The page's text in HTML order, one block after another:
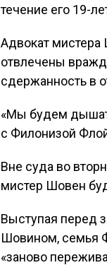
течение его 19-
Адвокат
отвлечены
сдержанность в
«Мы будем
с Филонизой
Вне суда во
мистер Шовен
Выступая перед
Шовином, семья
«заново